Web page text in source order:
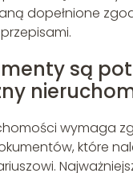
dopełnione
są
wymaga
które